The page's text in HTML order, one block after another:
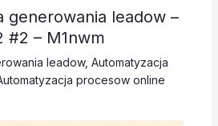
generowania leadow –
#2 – M1nwm
leadow, Automatyzacja
procesow online